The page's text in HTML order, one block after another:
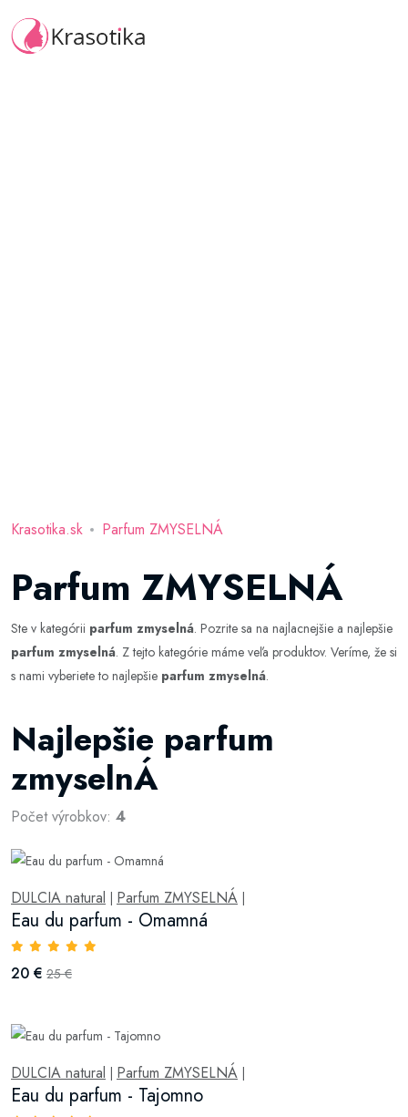
Krasotika.sk Parfum ZMYSELNÁ
Parfum ZMYSELNÁ
Ste v kategórii parfum zmyselná. Pozrite sa na najlacnejšie a najlepšie
parfum zmyselná. Z tejto kategórie máme veľa produktov. Veríme, že si
s nami vyberiete to najlepšie parfum zmyselná.
Najlepšie parfum
zmyselnÁ
Počet výrobkov: 4
DULCIA natural | Parfum ZMYSELNÁ |
Eau du parfum - Omamná
20 € 25 €
DULCIA natural | Parfum ZMYSELNÁ |
Eau du parfum - Tajomno